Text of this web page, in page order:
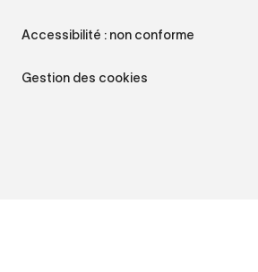
Accessibilité : non conforme
Gestion des cookies